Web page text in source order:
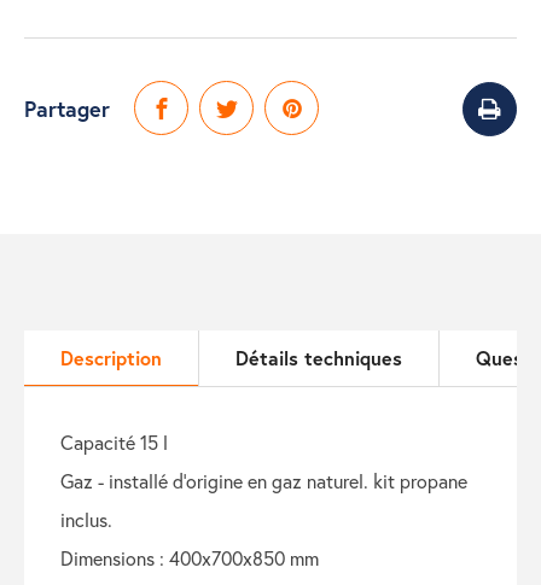
Partager
Description Détails techniques
capacité 15 l
gaz - installé d’origine en gaz naturel. kit propane
inclus.
dimensions : 400x700x850 mm